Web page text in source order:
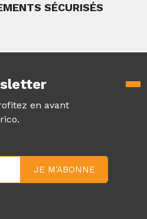
SÉCURISÉS
en avant